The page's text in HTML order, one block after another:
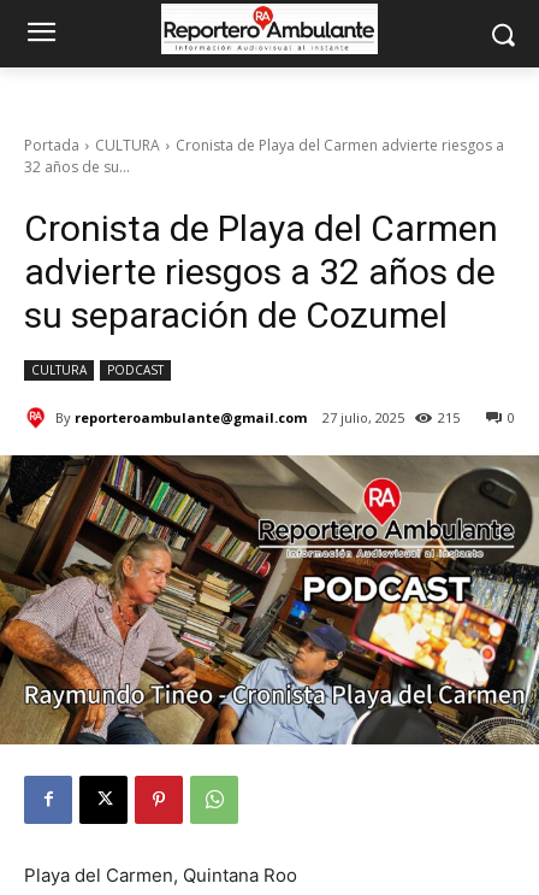
Portada CULTURA
Cronista de Playa del Carmen advierte riesgos a
32 años de su...
Cronista de Playa del Carmen
advierte riesgos a 32 años de
su separación de Cozumel
CULTURA PODCAST
By reporteroambulante@gmail.com 27 julio, 2025 0
215
Playa del Carmen, Quintana Roo